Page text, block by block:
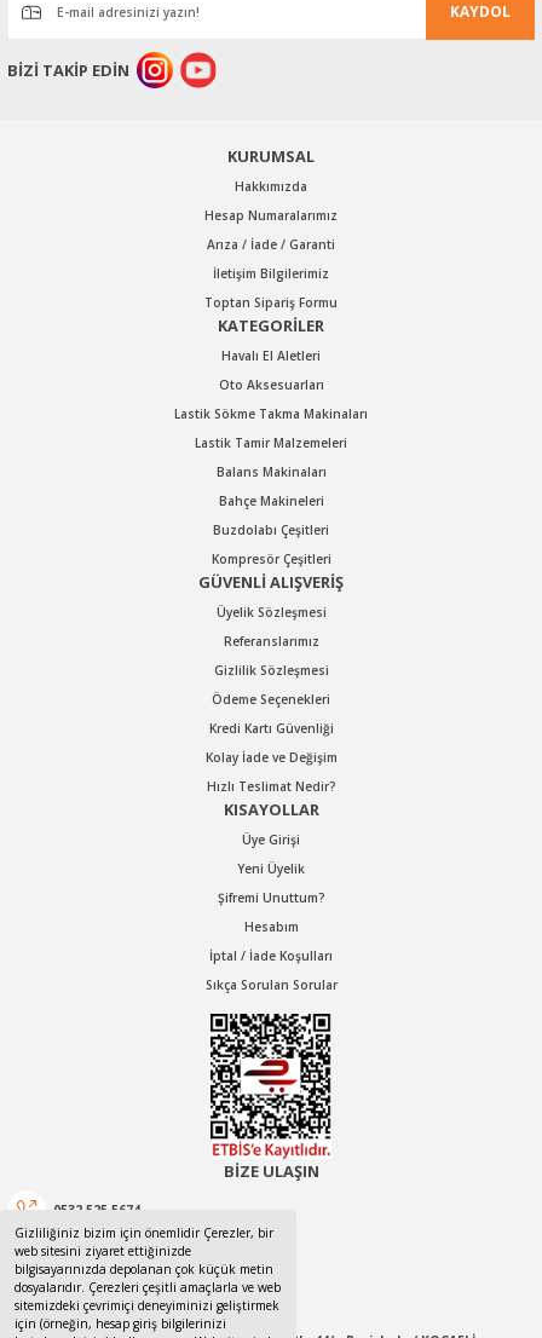
Gizliliğiniz bizim için önemlidir Çerezler, bir
web sitesini ziyaret ettiğinizde
bilgisayarınızda depolanan çok küçük metin
dosyalarıdır. Çerezleri çeşitli amaçlarla ve web
sitemizdeki çevrimiçi deneyiminizi geliştirmek
için (örneğin, hesap giriş bilgilerinizi
KAYDOL
BİZİ TAKİP EDİN
KURUMSAL
Hakkımızda
Hesap Numaralarımız
Arıza / İade / Garanti
İletişim Bilgilerimiz
Toptan Sipariş Formu
KATEGORİLER
Havalı El Aletleri
Oto Aksesuarları
Lastik Sökme Takma Makinaları
Lastik Tamir Malzemeleri
Balans Makinaları
Bahçe Makineleri
Buzdolabı Çeşitleri
Kompresör Çeşitleri
GÜVENLİ ALIŞVERİŞ
Üyelik Sözleşmesi
Referanslarımız
Gizlilik Sözleşmesi
Ödeme Seçenekleri
Kredi Kartı Güvenliği
Kolay İade ve Değişim
Hızlı Teslimat Nedir?
KISAYOLLAR
Üye Girişi
Yeni Üyelik
Şifremi Unuttum?
Hesabım
İptal / İade Koşulları
Sıkça Sorulan Sorular
BİZE ULAŞIN
0532 525 5674
0532 525 5674
canotom41@gmail.com